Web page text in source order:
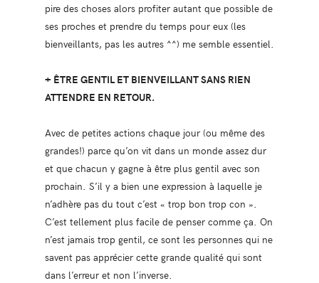
pire des choses alors profiter autant que possible de
ses proches et prendre du temps pour eux (les
bienveillants, pas les autres ^^) me semble essentiel.
+ ÊTRE GENTIL ET BIENVEILLANT SANS RIEN
ATTENDRE EN RETOUR.
Avec de petites actions chaque jour (ou même des
grandes!) parce qu’on vit dans un monde assez dur
et que chacun y gagne à être plus gentil avec son
prochain. S’il y a bien une expression à laquelle je
n’adhère pas du tout c’est « trop bon trop con ».
C’est tellement plus facile de penser comme ça. On
n’est jamais trop gentil, ce sont les personnes qui ne
savent pas apprécier cette grande qualité qui sont
dans l’erreur et non l’inverse.